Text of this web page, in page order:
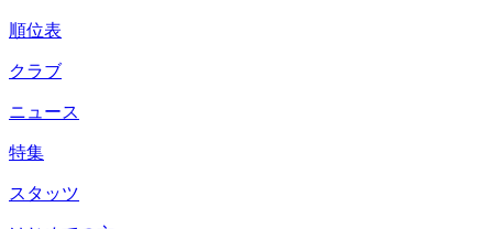
順位表
クラブ
ニュース
特集
スタッツ